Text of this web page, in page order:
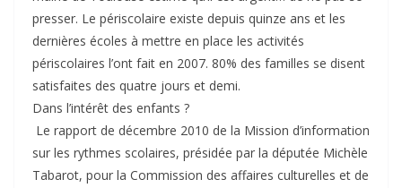
presser. Le périscolaire existe depuis quinze ans et les
dernières écoles à mettre en place les activités
périscolaires l’ont fait en 2007. 80% des familles se disent
satisfaites des quatre jours et demi.
Dans l’intérêt des enfants ?
Le rapport de décembre 2010 de la Mission d’information
sur les rythmes scolaires, présidée par la députée Michèle
Tabarot, pour la Commission des affaires culturelles et de